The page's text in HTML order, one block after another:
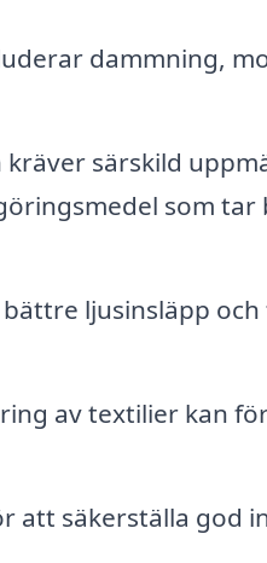
dammning,
kräver särskild
som
ljusinsläpp
av textilier kan
att säkerställa god